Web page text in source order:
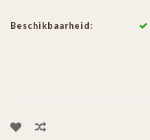
Beschikbaarheid: